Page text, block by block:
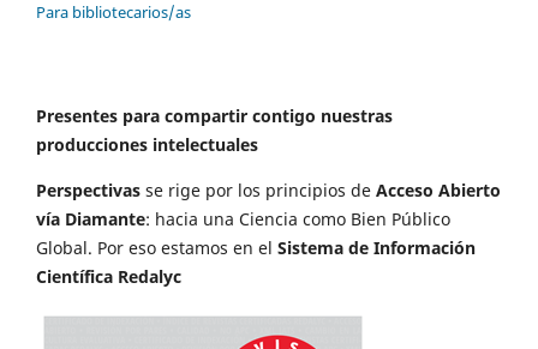
Para bibliotecarios/as
Presentes para compartir contigo nuestras
producciones intelectuales
Perspectivas se rige por los principios de Acceso Abierto
vía Diamante: hacia una Ciencia como Bien Público
Global. Por eso estamos en el Sistema de Información
Científica Redalyc